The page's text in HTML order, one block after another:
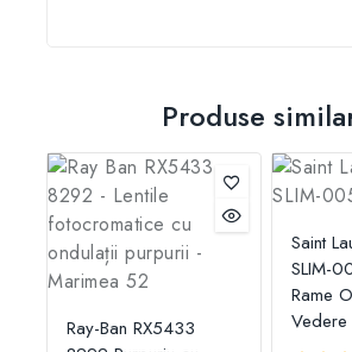
Produse
Ray-Ban RX5433
Saint
SLIM-
Rame
Vedere